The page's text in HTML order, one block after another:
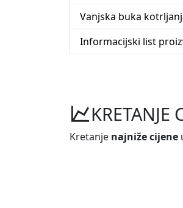
Vanjska buka
Informacijski list
KRETANJE
Kretanje najniže cijene